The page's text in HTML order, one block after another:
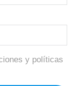
y políticas